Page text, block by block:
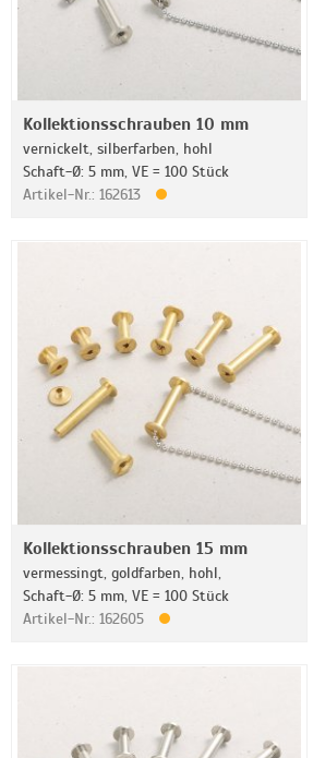
Kollektionsschrauben 10 mm
vernickelt, silberfarben, hohl
Schaft-Ø: 5 mm, VE = 100 Stück
Artikel-Nr.: 162613
Kollektionsschrauben 15 mm
vermessingt, goldfarben, hohl,
Schaft-Ø: 5 mm, VE = 100 Stück
Artikel-Nr.: 162605